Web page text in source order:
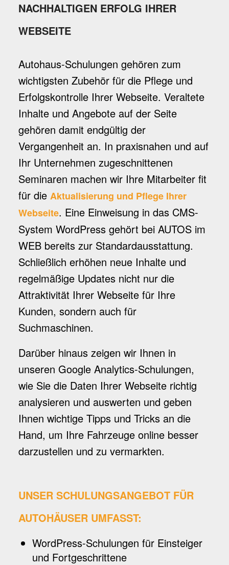
NACHHALTIGEN ERFOLG IHRER
WEBSEITE
Autohaus-Schulungen gehören zum
wichtigsten Zubehör für die Pflege und
Erfolgskontrolle Ihrer Webseite. Veraltete
Inhalte und Angebote auf der Seite
gehören damit endgültig der
Vergangenheit an. In praxisnahen und auf
Ihr Unternehmen zugeschnittenen
Seminaren machen wir Ihre Mitarbeiter fit
für die Aktualisierung und Pflege Ihrer
Webseite. Eine Einweisung in das CMS-
System WordPress gehört bei AUTOS im
WEB bereits zur Standardausstattung.
Schließlich erhöhen neue Inhalte und
regelmäßige Updates nicht nur die
Attraktivität Ihrer Webseite für Ihre
Kunden, sondern auch für
Suchmaschinen.
Darüber hinaus zeigen wir Ihnen in
unseren Google Analytics-Schulungen,
wie Sie die Daten Ihrer Webseite richtig
analysieren und auswerten und geben
Ihnen wichtige Tipps und Tricks an die
Hand, um Ihre Fahrzeuge online besser
darzustellen und zu vermarkten.
UNSER SCHULUNGSANGEBOT FÜR
AUTOHÄUSER UMFASST:
WordPress-Schulungen für Einsteiger
und Fortgeschrittene